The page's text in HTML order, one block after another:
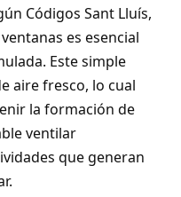
Códigos Sant Lluís,
es esencial
Este simple
aire fresco, lo cual
la formación de
ventilar
que generan